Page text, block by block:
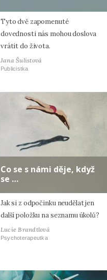
Tyto dvě zapomenuté
dovednosti nás mohou doslova
vrátit do života.
Jana Šulistová
Publicistka
Co se s námi děje, když
se …
Jak si z odpočinku neudělat jen
další položku na seznamu úkolů?
Lucie Brandtlová
Psychoterapeutka